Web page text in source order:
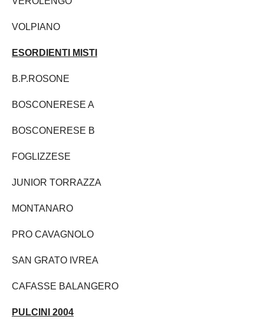
VOLPIANO
ESORDIENTI MISTI
B.P.ROSONE
BOSCONERESE A
BOSCONERESE B
FOGLIZZESE
JUNIOR TORRAZZA
MONTANARO
PRO CAVAGNOLO
SAN GRATO IVREA
CAFASSE BALANGERO
PULCINI 2004